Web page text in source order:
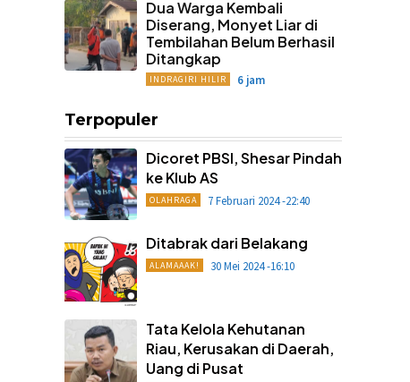
Dua Warga Kembali
Diserang, Monyet Liar di
Tembilahan Belum Berhasil
Ditangkap
INDRAGIRI HILIR 6 jam
Terpopuler
Dicoret PBSI, Shesar Pindah
ke Klub AS
OLAHRAGA 7 Februari 2024 -22:40
Ditabrak dari Belakang
ALAMAAAK! 30 Mei 2024 -16:10
Tata Kelola Kehutanan
Riau, Kerusakan di Daerah,
Uang di Pusat